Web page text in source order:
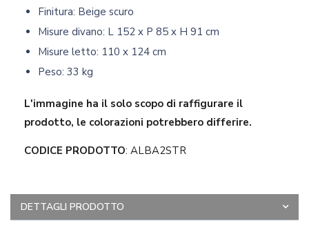
Finitura: Beige scuro
Misure divano: L 152 x P 85 x H 91 cm
Misure letto: 110 x 124 cm
Peso: 33 kg
L'immagine ha il solo scopo di raffigurare il
prodotto, le colorazioni potrebbero differire.
CODICE PRODOTTO: ALBA2STR
DETTAGLI PRODOTTO